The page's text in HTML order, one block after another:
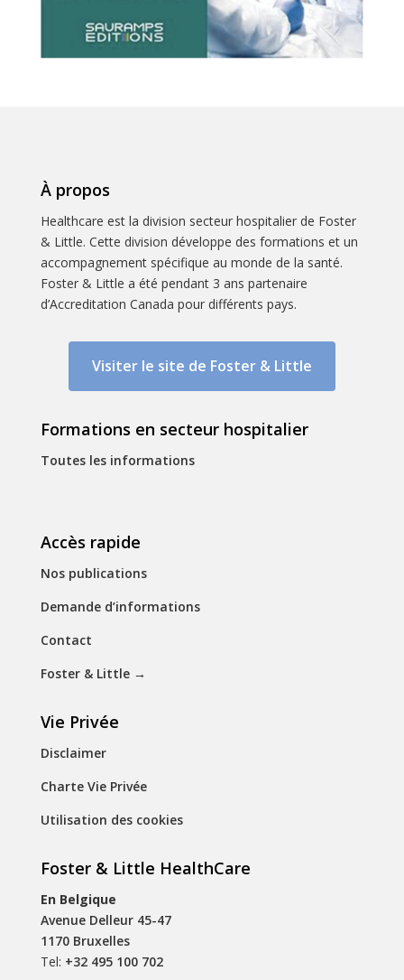
À propos
Healthcare est la division secteur hospitalier de Foster
& Little. Cette division développe des formations et un
accompagnement spécifique au monde de la santé.
Foster & Little a été pendant 3 ans partenaire
d’Accreditation Canada pour différents pays.
Visiter le site de Foster & Little
Formations en secteur hospitalier
Toutes les informations
Accès rapide
Nos publications
Demande d’informations
Contact
Foster & Little→
Vie Privée
Disclaimer
Charte Vie Privée
Utilisation des cookies
Foster & Little HealthCare
En Belgique
Avenue Delleur 45-47
1170 Bruxelles
Tel: +32 495 100 702